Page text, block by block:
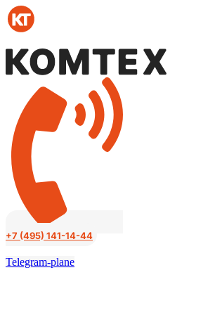
Перейти
к
содержимому
+7 (495) 141-14-44
Telegram-plane